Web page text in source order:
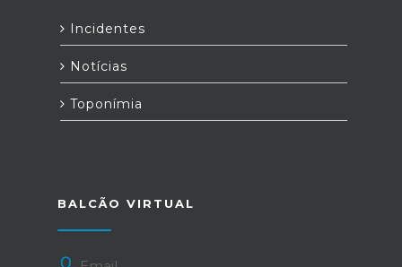
Incidentes
Notícias
Toponímia
BALCÃO VIRTUAL